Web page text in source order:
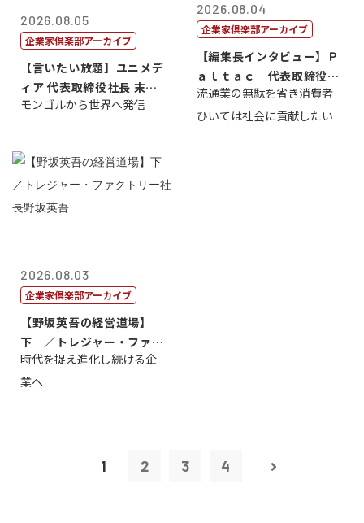
2026.08.05
企業家倶楽部アーカイブ
【言いたい放題】ユニメデ
ィア 代表取締役社長 末田
真
モンゴルから世界へ発信
2026.08.04
企業家倶楽部アーカイブ
【編集長インタビュー】Ｐ
ａｌｔａｃ 代表取締役会
長三木田國夫
流通業の無駄を省き消費者
ひいては社会に貢献したい
2026.08.03
企業家倶楽部アーカイブ
【野坂英吾の経営道場】
下 ／トレジャー・ファク
トリー社長野坂...
時代を捉え進化し続ける企
業へ
1 2 3 4